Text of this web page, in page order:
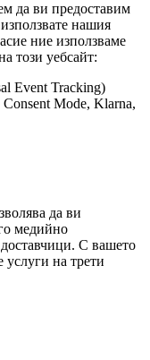
да ви предоставим
нашия
ние използваме
този уебсайт:
Event Tracking)
Mode, Klarna,
да ви
медийно
С вашето
услуги на трети